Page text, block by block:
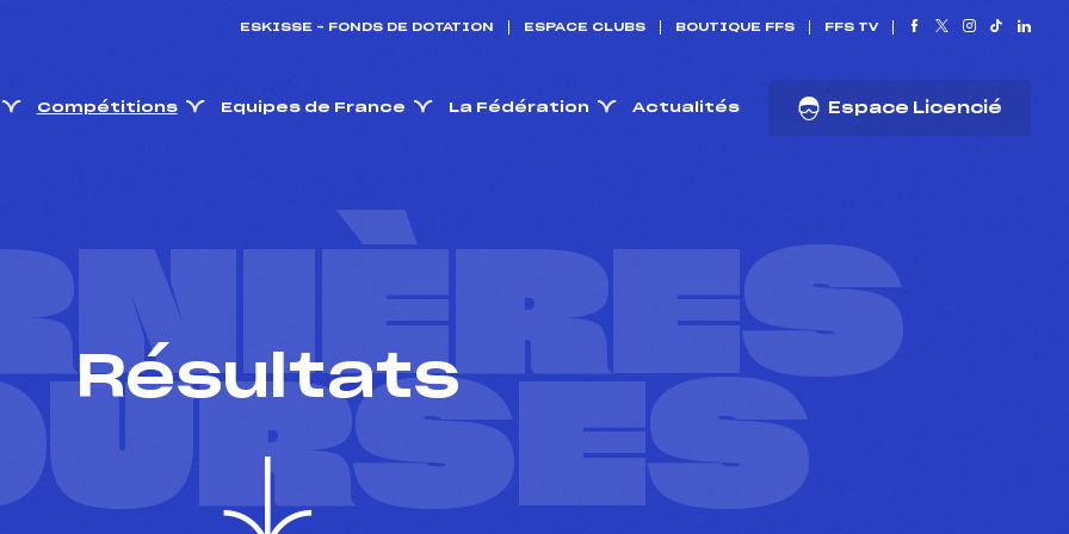
ESKISSE – FONDS DE DOTATION ESPACE CLUBS BOUTIQUE FFS FFS TV
Compétitions Equipes de France La Fédération Actualités Espace Licencié
Résultats